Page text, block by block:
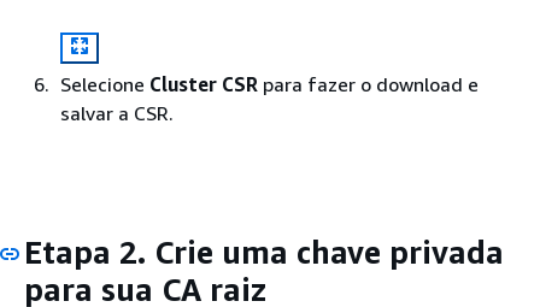
Selecione Cluster CSR para fazer o download e
salvar a CSR.
Etapa 2. Crie uma chave privada
para sua CA raiz